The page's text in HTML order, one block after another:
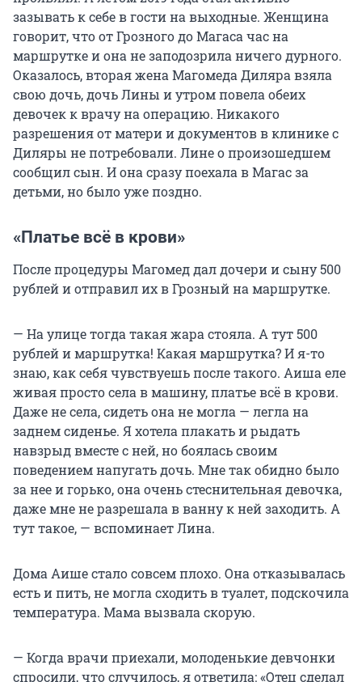
зазывать к себе в гости на выходные. Женщина
говорит, что от Грозного до Магаса час на
маршрутке и она не заподозрила ничего дурного.
Оказалось, вторая жена Магомеда Диляра взяла
свою дочь, дочь Лины и утром повела обеих
девочек к врачу на операцию. Никакого
разрешения от матери и документов в клинике с
Диляры не потребовали. Лине о произошедшем
сообщил сын. И она сразу поехала в Магас за
детьми, но было уже поздно.
«Платье всё в крови»
После процедуры Магомед дал дочери и сыну 500
рублей и отправил их в Грозный на маршрутке.
— На улице тогда такая жара стояла. А тут 500
рублей и маршрутка! Какая маршрутка? И я-то
знаю, как себя чувствуешь после такого. Аиша еле
живая просто села в машину, платье всё в крови.
Даже не села, сидеть она не могла — легла на
заднем сиденье. Я хотела плакать и рыдать
навзрыд вместе с ней, но боялась своим
поведением напугать дочь. Мне так обидно было
за нее и горько, она очень стеснительная девочка,
даже мне не разрешала в ванну к ней заходить. А
тут такое, — вспоминает Лина.
Дома Аише стало совсем плохо. Она отказывалась
есть и пить, не могла сходить в туалет, подскочила
температура. Мама вызвала скорую.
— Когда врачи приехали, молоденькие девчонки
спросили, что случилось, я ответила: «Отец сделал